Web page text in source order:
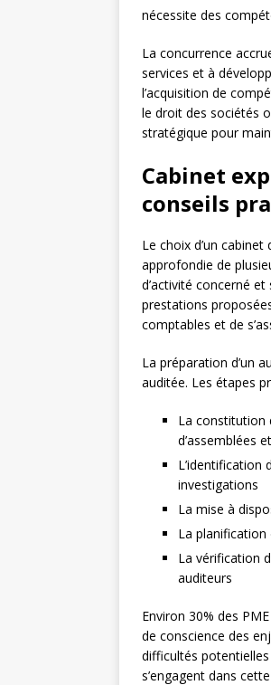
nécessite des
La concurrence
services et à
l’acquisition de
le droit des sociétés
stratégique pour
Cabinet
conseils
Le choix d’un
approfondie de
d’activité concerné
prestations
comptables et de
La préparation d’un
auditée. Les étapes
La constitution
d’assemblées
L’identification
investigations
La mise à
La
La vérification
auditeurs
Environ 30% des
de conscience des
difficultés
s’engagent dans